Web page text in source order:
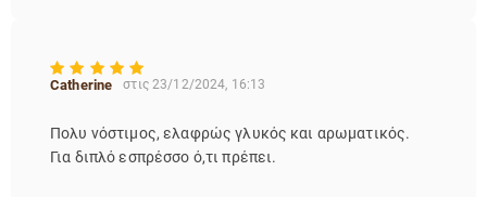
Catherine στις 23/12/2024, 16:13
Πολυ νόστιμος, ελαφρώς γλυκός και αρωματικός.
Για διπλό εσπρέσσο ό,τι πρέπει.